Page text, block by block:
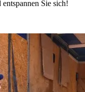
Sie sich!